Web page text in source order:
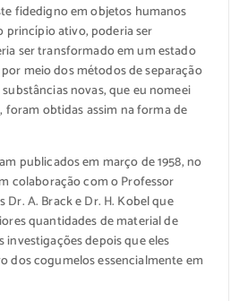
fidedigno em objetos humanos
princípio ativo, poderia ser
ser transformado em um estado
meio dos métodos de separação
novas, que eu nomeei
foram obtidas assim na forma de
publicados em março de 1958, no
colaboração com o Professor
Dr. A. Brack e Dr. H. Kobel que
quantidades de material de
investigações depois que eles
dos cogumelos essencialmente em